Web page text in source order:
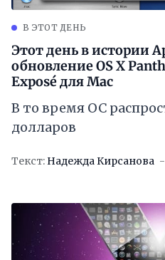
В ЭТОТ ДЕНЬ
Этот день в истории
обновление OS X
Exposé для Mac
В то время ОС
долларов
Текст: Надежда Кирсанова